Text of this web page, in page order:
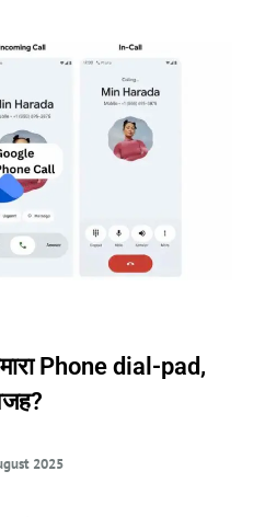
Phone dial-pad,
2025